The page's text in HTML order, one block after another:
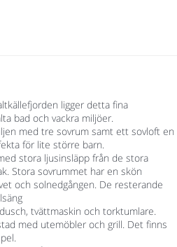
ligger detta fina
bad och vackra miljöer.
med tre sovrum samt ett sovloft en
för lite större barn.
stora ljusinsläpp från de stora
Stora sovrummet har en skön
och solnedgången. De resterande
tvättmaskin och torktumlare.
med utemöbler och grill. Det finns